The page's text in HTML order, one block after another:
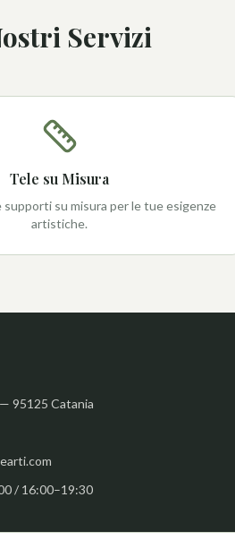
Servizi
Tele su Misura
supporti su misura per le tue esigenze
artistiche.
95125 Catania
/ 16:00–19:30